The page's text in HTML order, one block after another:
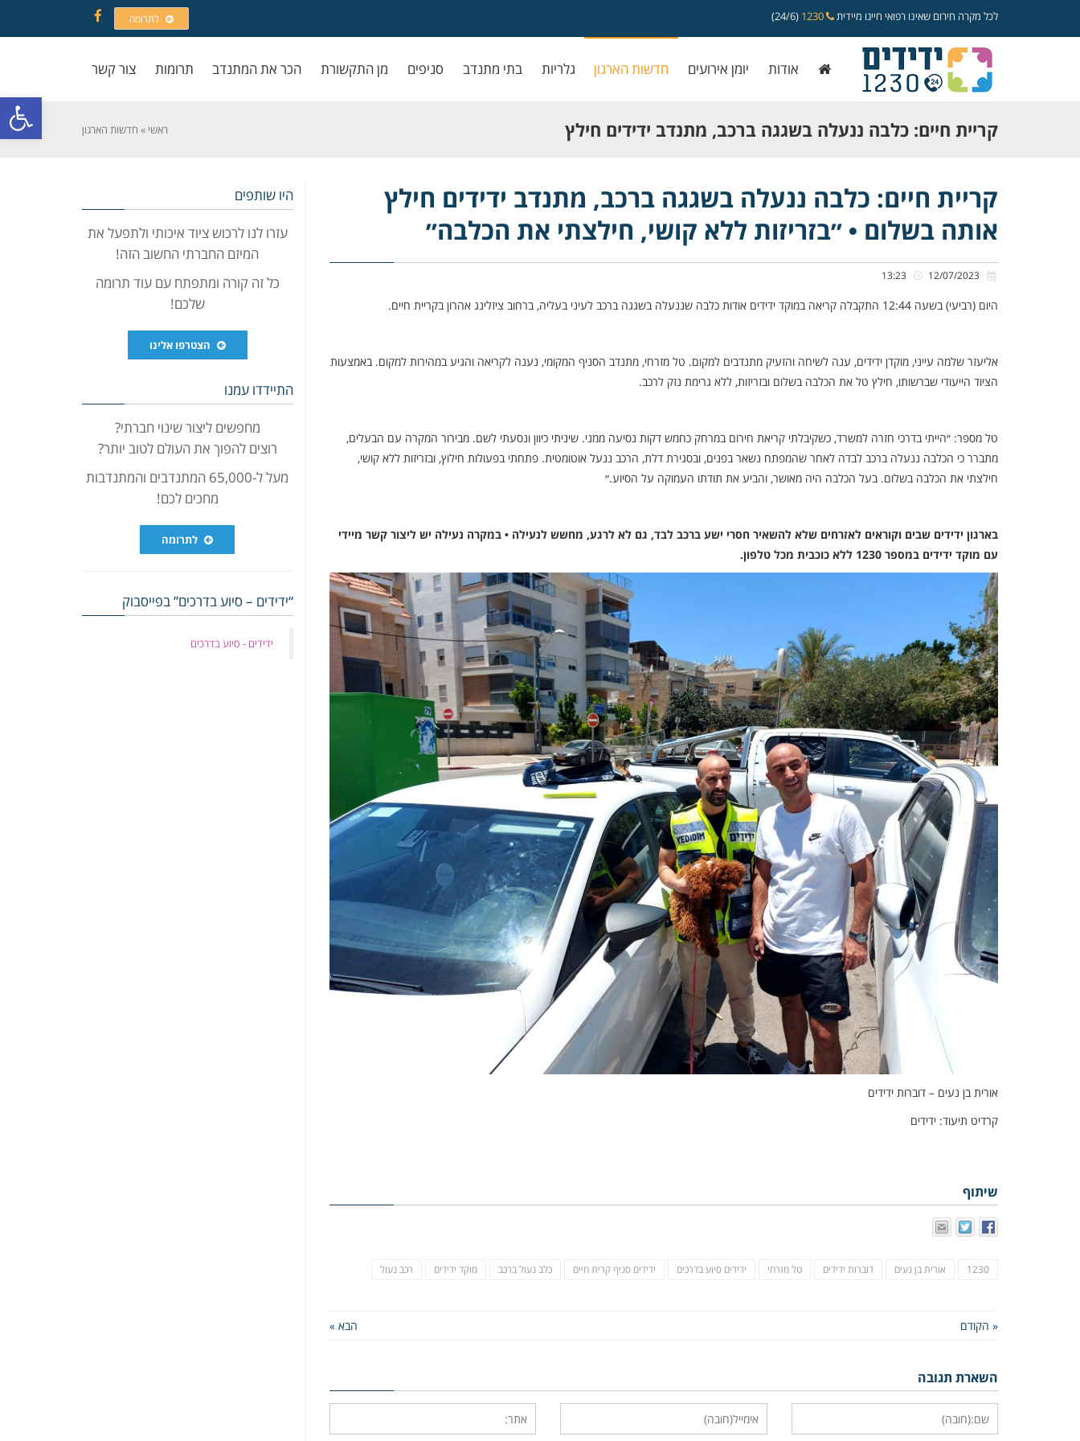
פתח
לכל מקרה חירום שאינו רפואי חייגו מיידית (24/6) לתרומה
Facebook
אודות יומן אירועים חדשות הארגון גלריות בתי מתנדב סניפים מן התקשורת הכר את המתנדב תרומות צור קשר
קריית חיים: כלבה ננעלה בשגגה ברכב, מתנדב ידידים חילץ
אותה בשלום • ״בזריזות ללא קושי, חילצתי את הכלבה״
ראשי » חדשות הארגון
קריית חיים: כלבה ננעלה בשגגה ברכב, מתנדב ידידים חילץ
אותה בשלום • ״בזריזות ללא קושי, חילצתי את הכלבה״
היום (רביעי) בשעה 12:44 התקבלה קריאה במוקד ידידים אודות כלבה שננעלה בשגגה ברכב לעיני בעליה, ברחוב ציזלינג אהרון בקריית חיים.
אליעזר שלמה עייני, מוקדן ידידים, ענה לשיחה והזעיק מתנדבים למקום. טל מזרחי, מתנדב הסניף המקומי, נענה לקריאה והגיע במהירות למקום. באמצעות
הציוד הייעודי שברשותו, חילץ טל את הכלבה בשלום ובזריזות, ללא גרימת נזק לרכב.
טל מספר: ״הייתי בדרכי חזרה למשרד, כשקיבלתי קריאת חירום במרחק כחמש דקות נסיעה ממני. שיניתי כיוון ונסעתי לשם. מבירור המקרה עם הבעלים,
מתברר כי הכלבה ננעלה ברכב לבדה לאחר שהמפתח נשאר בפנים, ובסגירת דלת, הרכב ננעל אוטומטית. פתחתי בפעולות חילוץ, ובזריזות ללא קושי,
חילצתי את הכלבה בשלום. בעל הכלבה היה מאושר, והביע את תודתו העמוקה על הסיוע.״
בארגון ידידים שבים וקוראים לאזרחים שלא להשאיר חסרי ישע ברכב לבד, גם לא לרגע, מחשש לנעילה • במקרה נעילה יש ליצור קשר מיידי
עם מוקד ידידים במספר 1230 ללא כוכבית מכל טלפון.
אורית בן נעים – דוברות ידידים
קרדיט תיעוד: ידידים
שיתוף
1230 אורית בן נעים דוברות ידידים טל מזרחי ידידים סיוע בדרכים ידידים סניף קרית חיים כלב נעול ברכב מוקד ידידים רכב נעול
« הקודם הבא »
השארת תגובה
היו שותפים
עזרו לנו לרכוש ציוד איכותי ולתפעל את
המיזם החברתי החשוב הזה!
כל זה קורה ומתפתח עם עוד תרומה
שלכם!
הצטרפו אלינו
התיידדו עמנו
מחפשים ליצור שינוי חברתי?
רוצים להפוך את העולם לטוב יותר?
מעל ל-65,000 המתנדבים והמתנדבות
מחכים לכם!
לתרומה
“ידידים – סיוע בדרכים” בפייסבוק
‏ידידים - סיוע בדרכים